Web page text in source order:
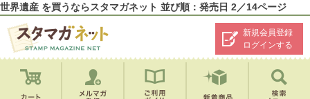
世界遺産 を買うならスタマガネット 並び順：発売日 2／14ページ
新規会員登録
ログインする